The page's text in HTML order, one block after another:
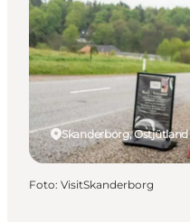
Erlebnisse
Unterkünfte
Reiseplanung
Skanderborg, Ostjütland
Foto: VisitSkanderborg